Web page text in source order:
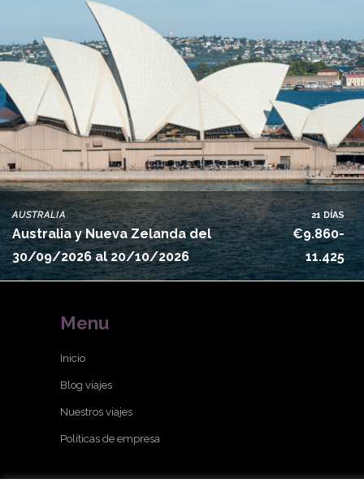
AUSTRALIA
Australia y Nueva Zelanda del
30/09/2026 al 20/10/2026
21 DÍAS
€9.860-
11.425
Menu
Inicio
Blog viajes
Nuestros viajes
Políticas de empresa